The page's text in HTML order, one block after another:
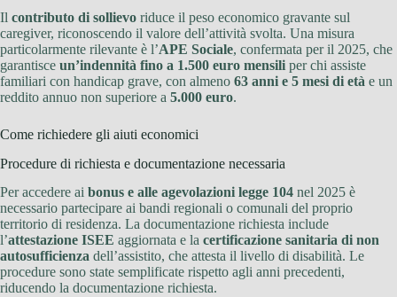
Il contributo di sollievo riduce il peso economico gravante sul
caregiver, riconoscendo il valore dell’attività svolta. Una misura
particolarmente rilevante è l’APE Sociale, confermata per il 2025, che
garantisce un’indennità fino a 1.500 euro mensili per chi assiste
familiari con handicap grave, con almeno 63 anni e 5 mesi di età e un
reddito annuo non superiore a 5.000 euro.
Come richiedere gli aiuti economici
Procedure di richiesta e documentazione necessaria
Per accedere ai bonus e alle agevolazioni legge 104 nel 2025 è
necessario partecipare ai bandi regionali o comunali del proprio
territorio di residenza. La documentazione richiesta include
l’attestazione ISEE aggiornata e la certificazione sanitaria di non
autosufficienza dell’assistito, che attesta il livello di disabilità. Le
procedure sono state semplificate rispetto agli anni precedenti,
riducendo la documentazione richiesta.